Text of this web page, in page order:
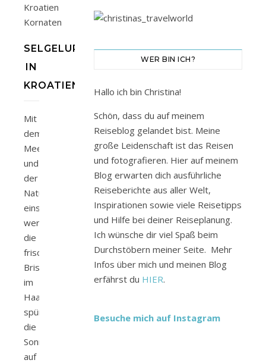
SELGELURLAUB
IN
KROATIEN
Mit
dem
Meer
und
der
Natur
eins
werden...
die
frische
Brise
im
Haar
spüren,
die
Sonne
auf
WER BIN ICH?
Hallo ich bin Christina!
Schön, dass du auf meinem
Reiseblog gelandet bist. Meine
große Leidenschaft ist das Reisen
und fotografieren. Hier auf meinem
Blog erwarten dich ausführliche
Reiseberichte aus aller Welt,
Inspirationen sowie viele Reisetipps
und Hilfe bei deiner Reiseplanung.
Ich wünsche dir viel Spaß beim
Durchstöbern meiner Seite. Mehr
Infos über mich und meinen Blog
erfährst du HIER.
Besuche mich auf Instagram